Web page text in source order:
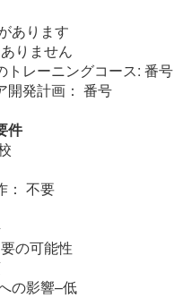
あります
りません
トレーニングコース: 番号
開発計画： 番号
件
： 不要
の可能性
の影響–低